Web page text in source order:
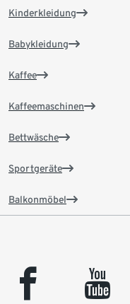
Kinderkleidung
Babykleidung
Kaffee
Kaffeemaschinen
Bettwäsche
Sportgeräte
Balkonmöbel
facebook youtube